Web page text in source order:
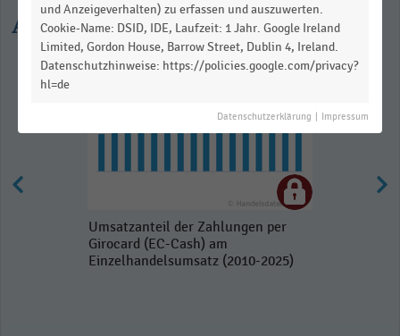
Ausgewählte Statistiken
Umsatzanteil der Zahlungen per
Girocard (EC-Cash) am
Einzelhandelsumsatz (2010-2025)
und Anzeigeverhalten) zu erfassen und auszuwerten.
Cookie-Name: DSID, IDE, Laufzeit: 1 Jahr. Google Ireland
Limited, Gordon House, Barrow Street, Dublin 4, Ireland.
Datenschutzhinweise: https://policies.google.com/privacy?
hl=de
Datenschutzerklärung Impressum